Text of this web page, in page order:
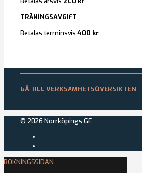
TRÄNINGSAVGIFT
Betalas terminsvis 400 kr
GÅ TILL VERKSAMHETSÖVERSIKTEN
© 2026 Norrköpings GF
BOKNINGSSIDAN